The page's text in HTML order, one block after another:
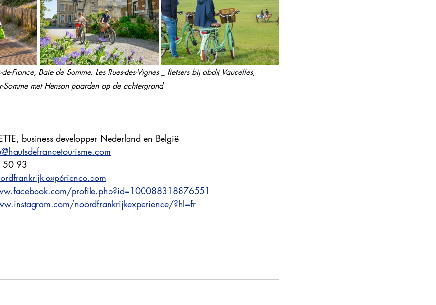
France, Baie de Somme, Les Rues-des-Vignes _ fietsers bij abdij Vaucelles,
Somme met Henson paarden op de achtergrond
business developper Nederland en België
50 93
expérience.com
profile.php?id=100088318876551
noordfrankrijkexperience/?hl=fr